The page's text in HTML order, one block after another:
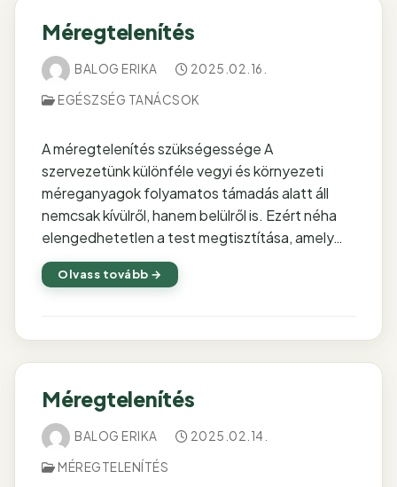
Méregtelenítés
BALOG ERIKA 2025.02.16.
EGÉSZSÉG TANÁCSOK
A méregtelenítés szükségessége A
szervezetünk különféle vegyi és környezeti
méreganyagok folyamatos támadás alatt áll
nemcsak kívülről, hanem belülről is. Ezért néha
elengedhetetlen a test megtisztítása, amely…
Olvass tovább →
Méregtelenítés
BALOG ERIKA 2025.02.14.
MÉREGTELENÍTÉS